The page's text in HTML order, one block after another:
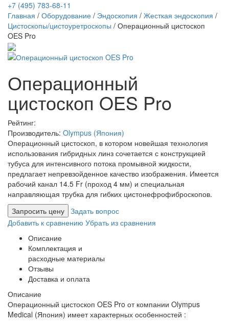
+7 (495) 783-68-11
Главная / Оборудование / Эндоскопия / Жесткая эндоскопия /
Цистоскопы/цистоуретроскопы / Операционный цистоскоп
OES Pro
Операционный
цистоскоп OES Pro
Рейтинг:
Производитель: Olympus (Япония)
Операционный цистоскоп, в котором новейшая технология
использования гибридных линз сочетается с конструкцией
тубуса для интенсивного потока промывной жидкости,
предлагает непревзойденное качество изображения. Имеется
рабочий канал 14.5 Fr (проход 4 мм) и специальная
направляющая трубка для гибких цистонефрофиброскопов.
Запросить цену Задать вопрос
Добавить к сравнению Убрать из сравнения
Описание
Комплектация и
расходные материалы
Отзывы
Доставка и оплата
Описание
Операционный цистоскоп OES Pro от компании Olympus
Medical (Япония) имеет характерных особенностей :